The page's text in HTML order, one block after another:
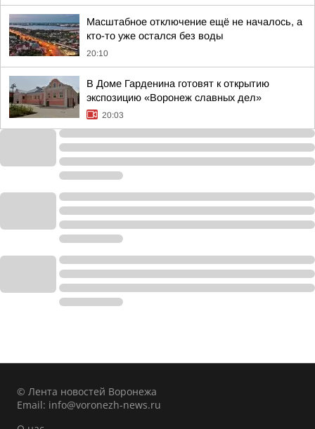
Масштабное отключение ещё не началось, а
кто-то уже остался без воды
20:10
В Доме Гарденина готовят к открытию
экспозицию «Воронеж славных дел»
20:03
© Лента новостей Воронежа
Email: info@voronezh-news.ru